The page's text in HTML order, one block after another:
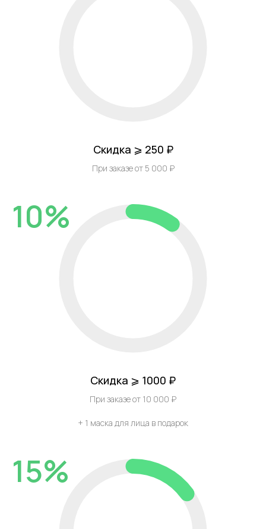
Скидка ⩾ 250 ₽
При заказе от 5 000 ₽
10%
Скидка ⩾ 1000 ₽
При заказе от 10 000 ₽
+ 1 маска для лица в подарок
15%